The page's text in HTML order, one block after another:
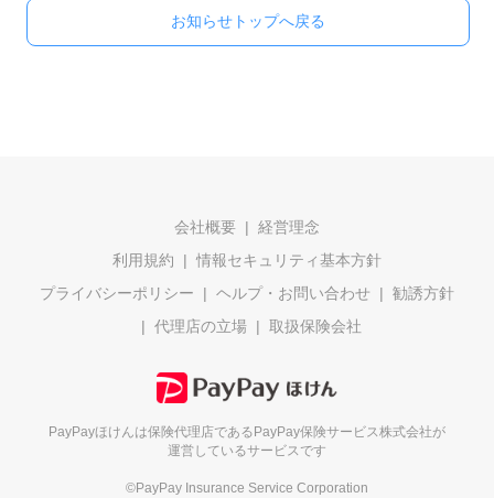
お知らせトップへ戻る
会社概要
経営理念
利用規約
情報セキュリティ基本方針
プライバシーポリシー
ヘルプ・お問い合わせ
勧誘方針
代理店の立場
取扱保険会社
PayPayほけんは保険代理店である PayPay保険サービス株式会社が
運営しているサービスです
©PayPay Insurance Service Corporation